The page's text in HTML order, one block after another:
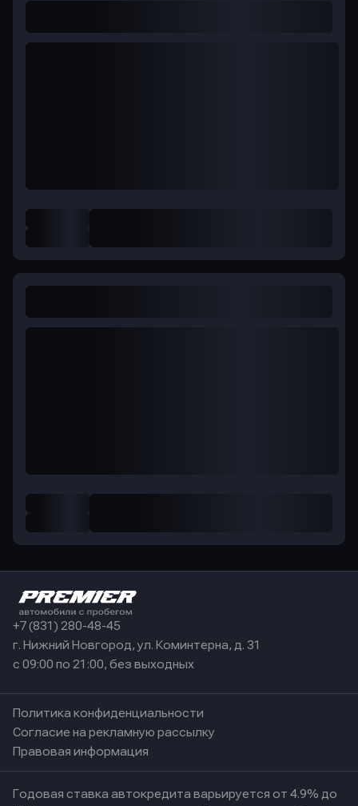
+7 (831) 280-48-45
г. Нижний Новгород, ул. Коминтерна, д. 31
с 09:00 по 21:00, без выходных
Политика конфиденциальности
Согласие на рекламную рассылку
Правовая информация
Годовая ставка автокредита варьируется от 4.9% до